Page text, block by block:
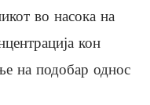
во насока на
кон
на подобар однос